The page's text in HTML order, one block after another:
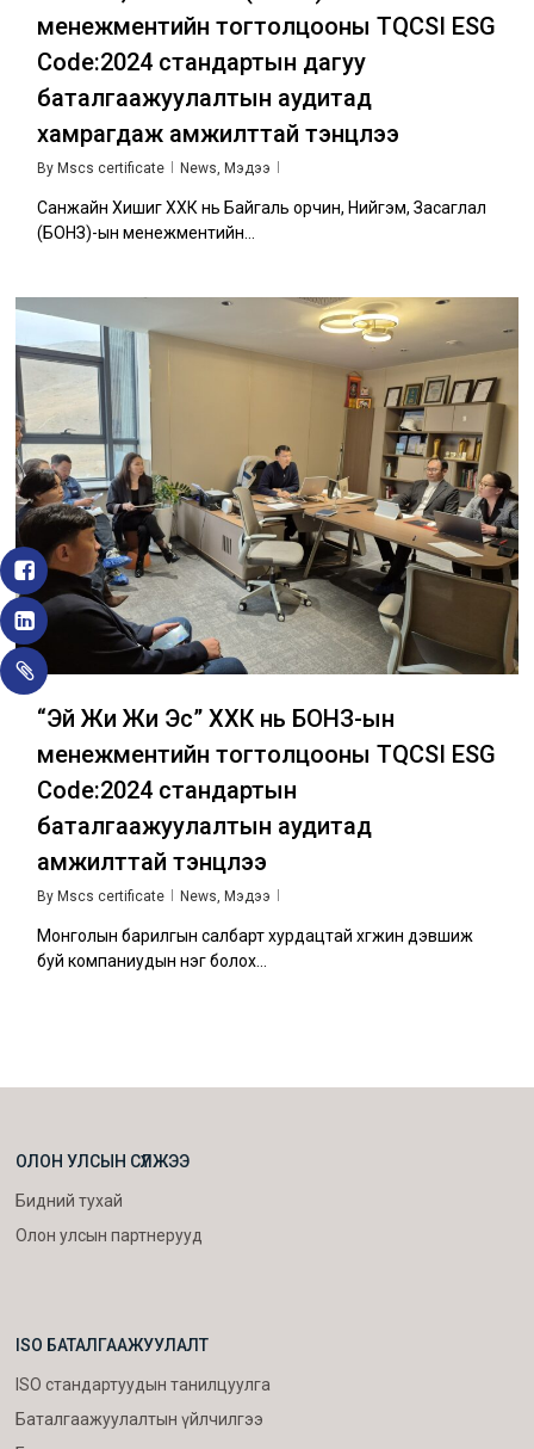
менежментийн тогтолцооны TQCSI ESG
Code:2024 стандартын дагуу
баталгаажуулалтын аудитад
хамрагдаж амжилттай тэнцлээ
By Mscs certificate News ,Мэдээ
Санжайн Хишиг ХХК нь Байгаль орчин, Нийгэм, Засаглал
(БОНЗ)-ын менежментийн…
“Эй Жи Жи Эс” ХХК нь БОНЗ-ын
менежментийн тогтолцооны TQCSI ESG
Code:2024 стандартын
баталгаажуулалтын аудитад
амжилттай тэнцлээ
By Mscs certificate News ,Мэдээ
Монголын барилгын салбарт хурдацтай хөгжин дэвшиж
буй компаниудын нэг болох…
ОЛОН УЛСЫН СҮЛЖЭЭ
Бидний тухай
Олон улсын партнерууд
ISO БАТАЛГААЖУУЛАЛТ
ISO стандартуудын танилцуулга
Баталгаажуулалтын үйлчилгээ